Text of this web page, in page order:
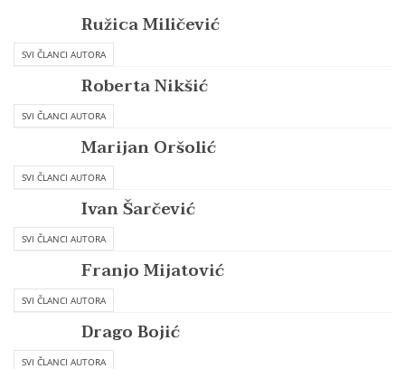
Ružica Miličević
SVI ČLANCI AUTORA
Roberta Nikšić
SVI ČLANCI AUTORA
Marijan Oršolić
SVI ČLANCI AUTORA
Ivan Šarčević
SVI ČLANCI AUTORA
Franjo Mijatović
SVI ČLANCI AUTORA
Drago Bojić
SVI ČLANCI AUTORA